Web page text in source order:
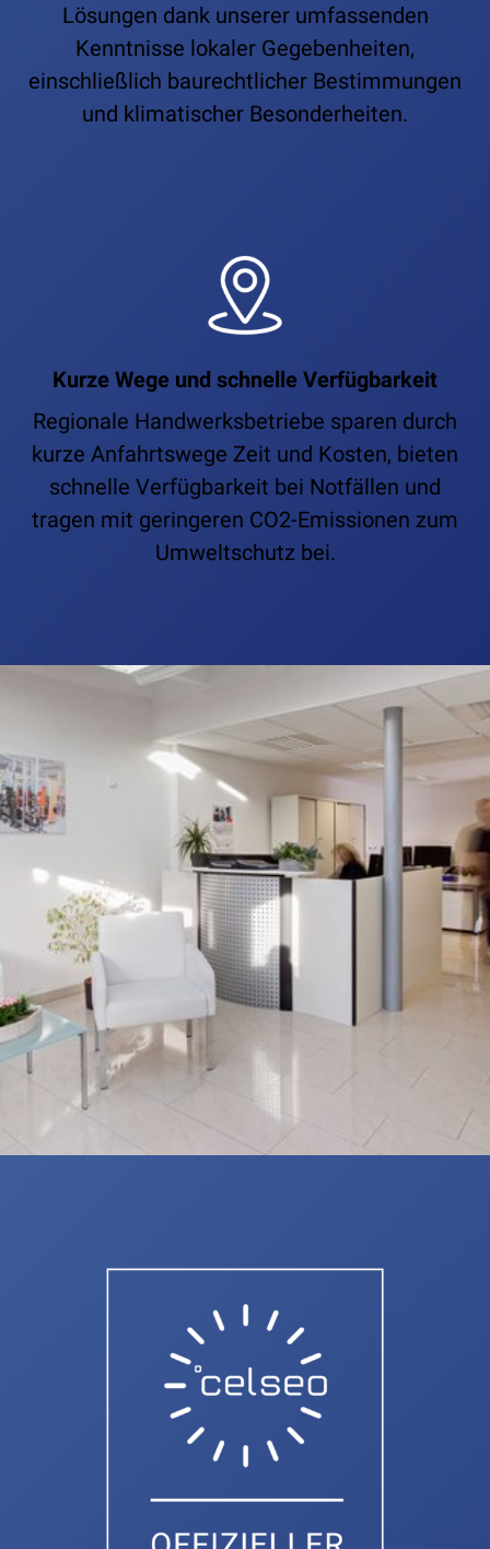
Lösungen dank unserer umfassenden
Kenntnisse lokaler Gegebenheiten,
einschließlich baurechtlicher Bestimmungen
und klimatischer Besonderheiten.
Kurze Wege und schnelle Verfügbarkeit
Regionale Handwerksbetriebe sparen durch
kurze Anfahrtswege Zeit und Kosten, bieten
schnelle Verfügbarkeit bei Notfällen und
tragen mit geringeren CO2-Emissionen zum
Umweltschutz bei.